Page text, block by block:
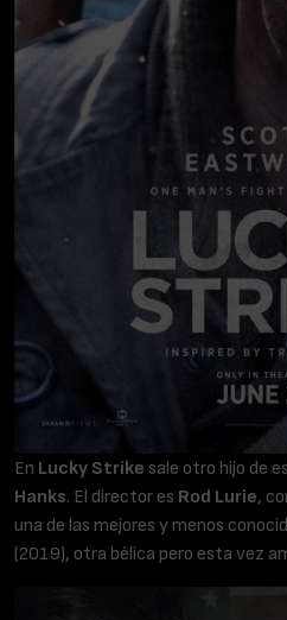
En Lucky Strike sale otro hijo de
Hanks. El director es Rod Lurie,
una de las mejores y menos
(2019), otra bélica pero esta vez